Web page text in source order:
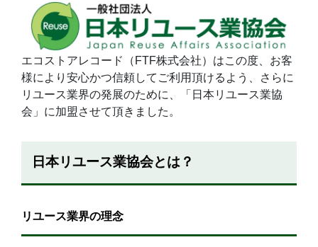
エコストアレコード（FTF株式会社）はこの度、お客
様により安心かつ信頼してご利用頂けるよう、さらに
リユース業界の発展のために、「日本リユース業協
会」に加盟させて頂きました。
日本リユース業協会とは？
リユース業界の理念